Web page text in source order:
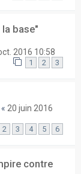
base"
2016 10:58
1 2 3
« 20 juin 2016
2 3 4 5 6
contre